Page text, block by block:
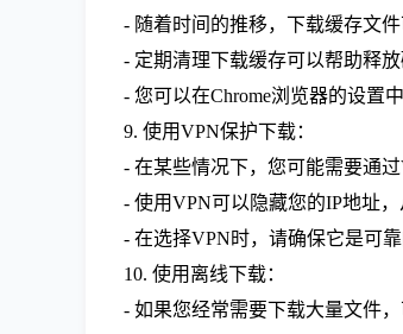
- 随着时间的推移，下载缓存文
- 定期清理下载缓存可以帮助释
- 您可以在Chrome浏览器的设置
9. 使用VPN保护下载：
- 在某些情况下，您可能需要通
- 使用VPN可以隐藏您的IP地址
- 在选择VPN时，请确保它是可
10. 使用离线下载：
- 如果您经常需要下载大量文件